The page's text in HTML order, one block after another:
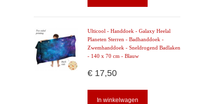
Ulticool - Handdoek - Galaxy Heelal
Planeten Sterren - Badhanddoek -
Zwemhanddoek - Sneldrogend Badlaken
- 140 x 70 cm - Blauw
€ 17,50
In winkelwagen